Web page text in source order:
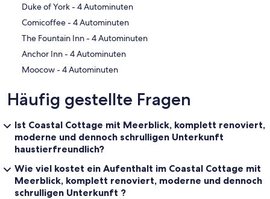
‪Duke of York - ‬4 Autominuten
‪Comicoffee - ‬4 Autominuten
‪The Fountain Inn - ‬4 Autominuten
‪Anchor Inn - ‬4 Autominuten
‪Moocow - ‬4 Autominuten
Häufig gestellte Fragen
Ist Coastal Cottage mit Meerblick, komplett renoviert,
moderne und dennoch schrulligen Unterkunft
haustierfreundlich?
Wie viel kostet ein Aufenthalt im Coastal Cottage mit
Meerblick, komplett renoviert, moderne und dennoch
schrulligen Unterkunft ?